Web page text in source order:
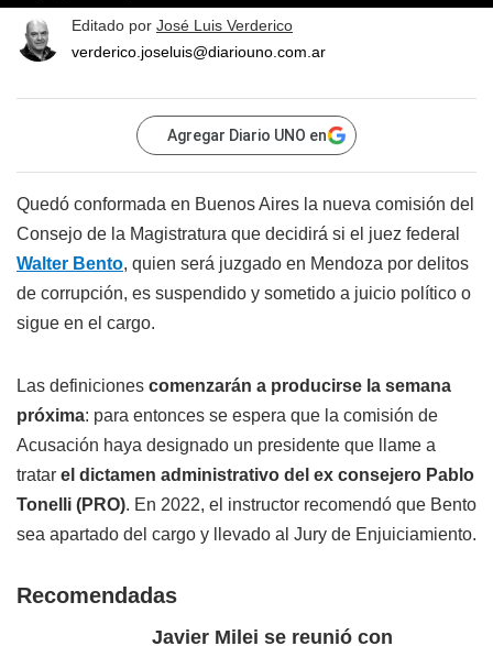
Editado por José Luis Verderico
verderico.joseluis@diariouno.com.ar
Agregar Diario UNO en
Quedó conformada en Buenos Aires la nueva comisión del
Consejo de la Magistratura que decidirá si el juez federal
Walter Bento, quien será juzgado en Mendoza por delitos
de corrupción, es suspendido y sometido a juicio político o
sigue en el cargo.
Las definiciones comenzarán a producirse la semana
próxima: para entonces se espera que la comisión de
Acusación haya designado un presidente que llame a
tratar el dictamen administrativo del ex consejero Pablo
Tonelli (PRO). En 2022, el instructor recomendó que Bento
sea apartado del cargo y llevado al Jury de Enjuiciamiento.
Recomendadas
Javier Milei se reunió con